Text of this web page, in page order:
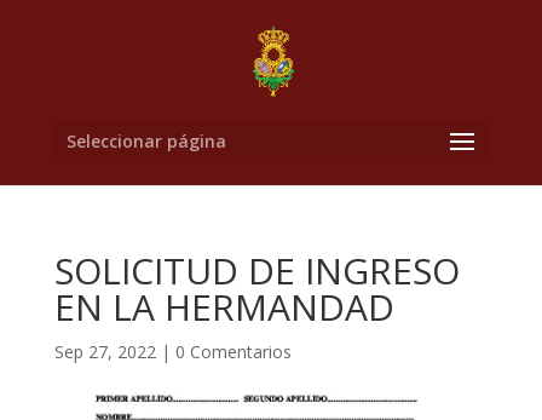
Seleccionar página
SOLICITUD DE INGRESO
EN LA HERMANDAD
Sep 27, 2022| 0 Comentarios